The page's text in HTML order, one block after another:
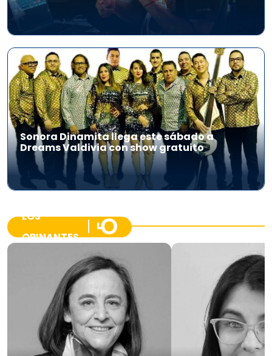
Sonora Dinamita llega este sábado a
Dreams Valdivia con show gratuito
LOS
OPINANTES